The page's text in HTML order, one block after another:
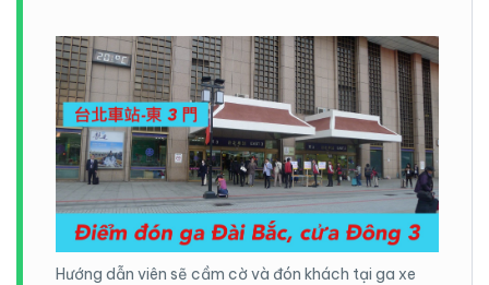
Hướng dẫn viên sẽ cầm cờ và đón khách tại ga xe